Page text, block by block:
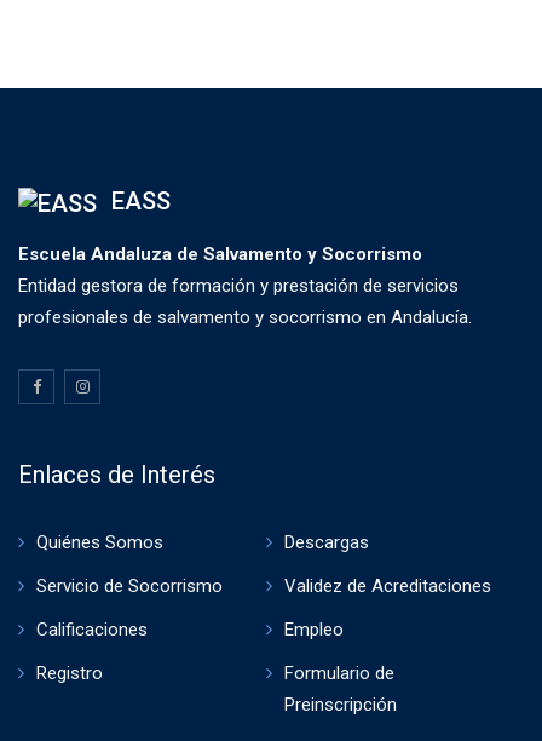
EASS
Escuela Andaluza de Salvamento y Socorrismo
Entidad gestora de formación y prestación de servicios
profesionales de salvamento y socorrismo en Andalucía.
Enlaces de Interés
Quiénes Somos
Descargas
Servicio de Socorrismo
Validez de Acreditaciones
Calificaciones
Empleo
Registro
Formulario de
Preinscripción